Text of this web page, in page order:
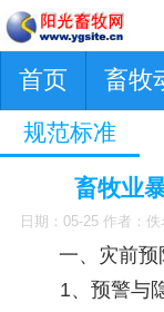
首页 畜牧
规范标准
畜牧业
日期：05-25 作者：佚
一、灾前预
1、预警与